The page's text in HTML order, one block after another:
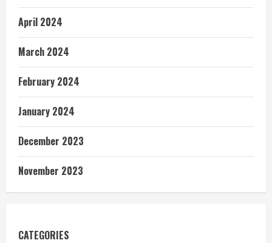
April 2024
March 2024
February 2024
January 2024
December 2023
November 2023
CATEGORIES